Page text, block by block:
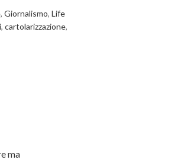
, Giornalismo, Life
, cartolarizzazione,
ma